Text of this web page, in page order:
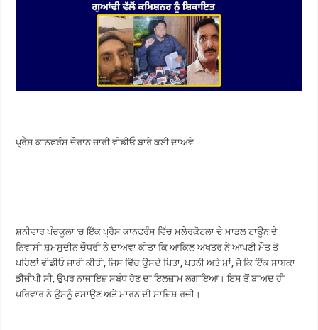
ਪ੍ਰੈਸ ਕਾਨਫਰੰਸ ਦੌਰਾਨ ਜਾਰੀ ਵੀਡੀਓ ਬਾਰੇ ਕਈ ਦਾਅਵੇ
ਸ਼ਨੀਵਾਰ ਪੰਚਕੂਲਾ ‘ਚ ਇੱਕ ਪ੍ਰੈਸ ਕਾਨਫਰੰਸ ਵਿੱਚ ਮਲੇਰਕੋਟਲਾ ਦੇ ਮਾਡਲ ਟਾਊਨ ਦੇ
ਨਿਵਾਸੀ ਸ਼ਮਸੁਦੀਨ ਚੌਧਰੀ ਨੇ ਦਾਅਵਾ ਕੀਤਾ ਕਿ ਆਕਿਲ ਅਖਤਰ ਨੇ ਆਪਣੀ ਮੌਤ ਤੋਂ
ਪਹਿਲਾਂ ਵੀਡੀਓ ਜਾਰੀ ਕੀਤੀ, ਜਿਸ ਵਿੱਚ ਉਸਦੇ ਪਿਤਾ, ਪਤਨੀ ਅਤੇ ਮਾਂ, ਜੋ ਕਿ ਇੱਕ ਸਾਬਕਾ
ਡੀਜੀਪੀ ਸੀ, ਉਪਰ ਨਾਜਾਇਜ਼ ਸਬੰਧ ਹੋਣ ਦਾ ਇਲਜ਼ਾਮ ਲਗਾਇਆ। ਇਸ ਤੋਂ ਬਾਅਦ ਹੀ
ਪਰਿਵਾਰ ਨੇ ਉਸਨੂੰ ਫਸਾਉਣ ਅਤੇ ਮਾਰਨ ਦੀ ਸਾਜ਼ਿਸ਼ ਰਚੀ।